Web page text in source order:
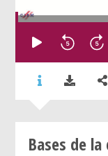
Bases de